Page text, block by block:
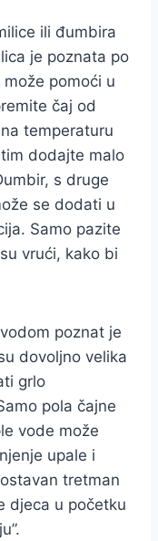
ili đumbira
je poznata po
pomoći u
čaj od
temperaturu
dodajte malo
s druge
se dodati u
Samo pazite
vrući, kako bi
poznat je
dovoljno velika
grlo
pola čajne
vode može
upale i
tretman
djeca u početku